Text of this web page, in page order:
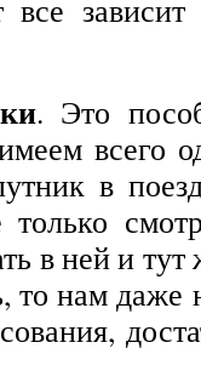
все
. Это
всего
в
в ней и
нам даже